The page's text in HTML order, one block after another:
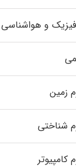
و هواشناسی
زمین
شناختی
کامپیوتر